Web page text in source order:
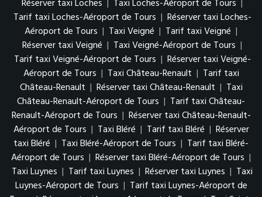
Réserver taxi Loches | Taxi Loches-Aéroport de Tours |
Tarif taxi Loches-Aéroport de Tours | Réserver taxi Loches-
Aéroport de Tours | Taxi Veigné | Tarif taxi Veigné |
Réserver taxi Veigné | Taxi Veigné-Aéroport de Tours |
Tarif taxi Veigné-Aéroport de Tours | Réserver taxi Veigné-
Aéroport de Tours | Taxi Château-Renault | Tarif taxi
Château-Renault | Réserver taxi Château-Renault | Taxi
Château-Renault-Aéroport de Tours | Tarif taxi Château-
Renault-Aéroport de Tours | Réserver taxi Château-Renault-
Aéroport de Tours | Taxi Bléré | Tarif taxi Bléré | Réserver
taxi Bléré | Taxi Bléré-Aéroport de Tours | Tarif taxi Bléré-
Aéroport de Tours | Réserver taxi Bléré-Aéroport de Tours |
Taxi Luynes | Tarif taxi Luynes | Réserver taxi Luynes | Taxi
Luynes-Aéroport de Tours | Tarif taxi Luynes-Aéroport de